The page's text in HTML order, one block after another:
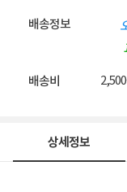
배송정보
배송비
상세정보